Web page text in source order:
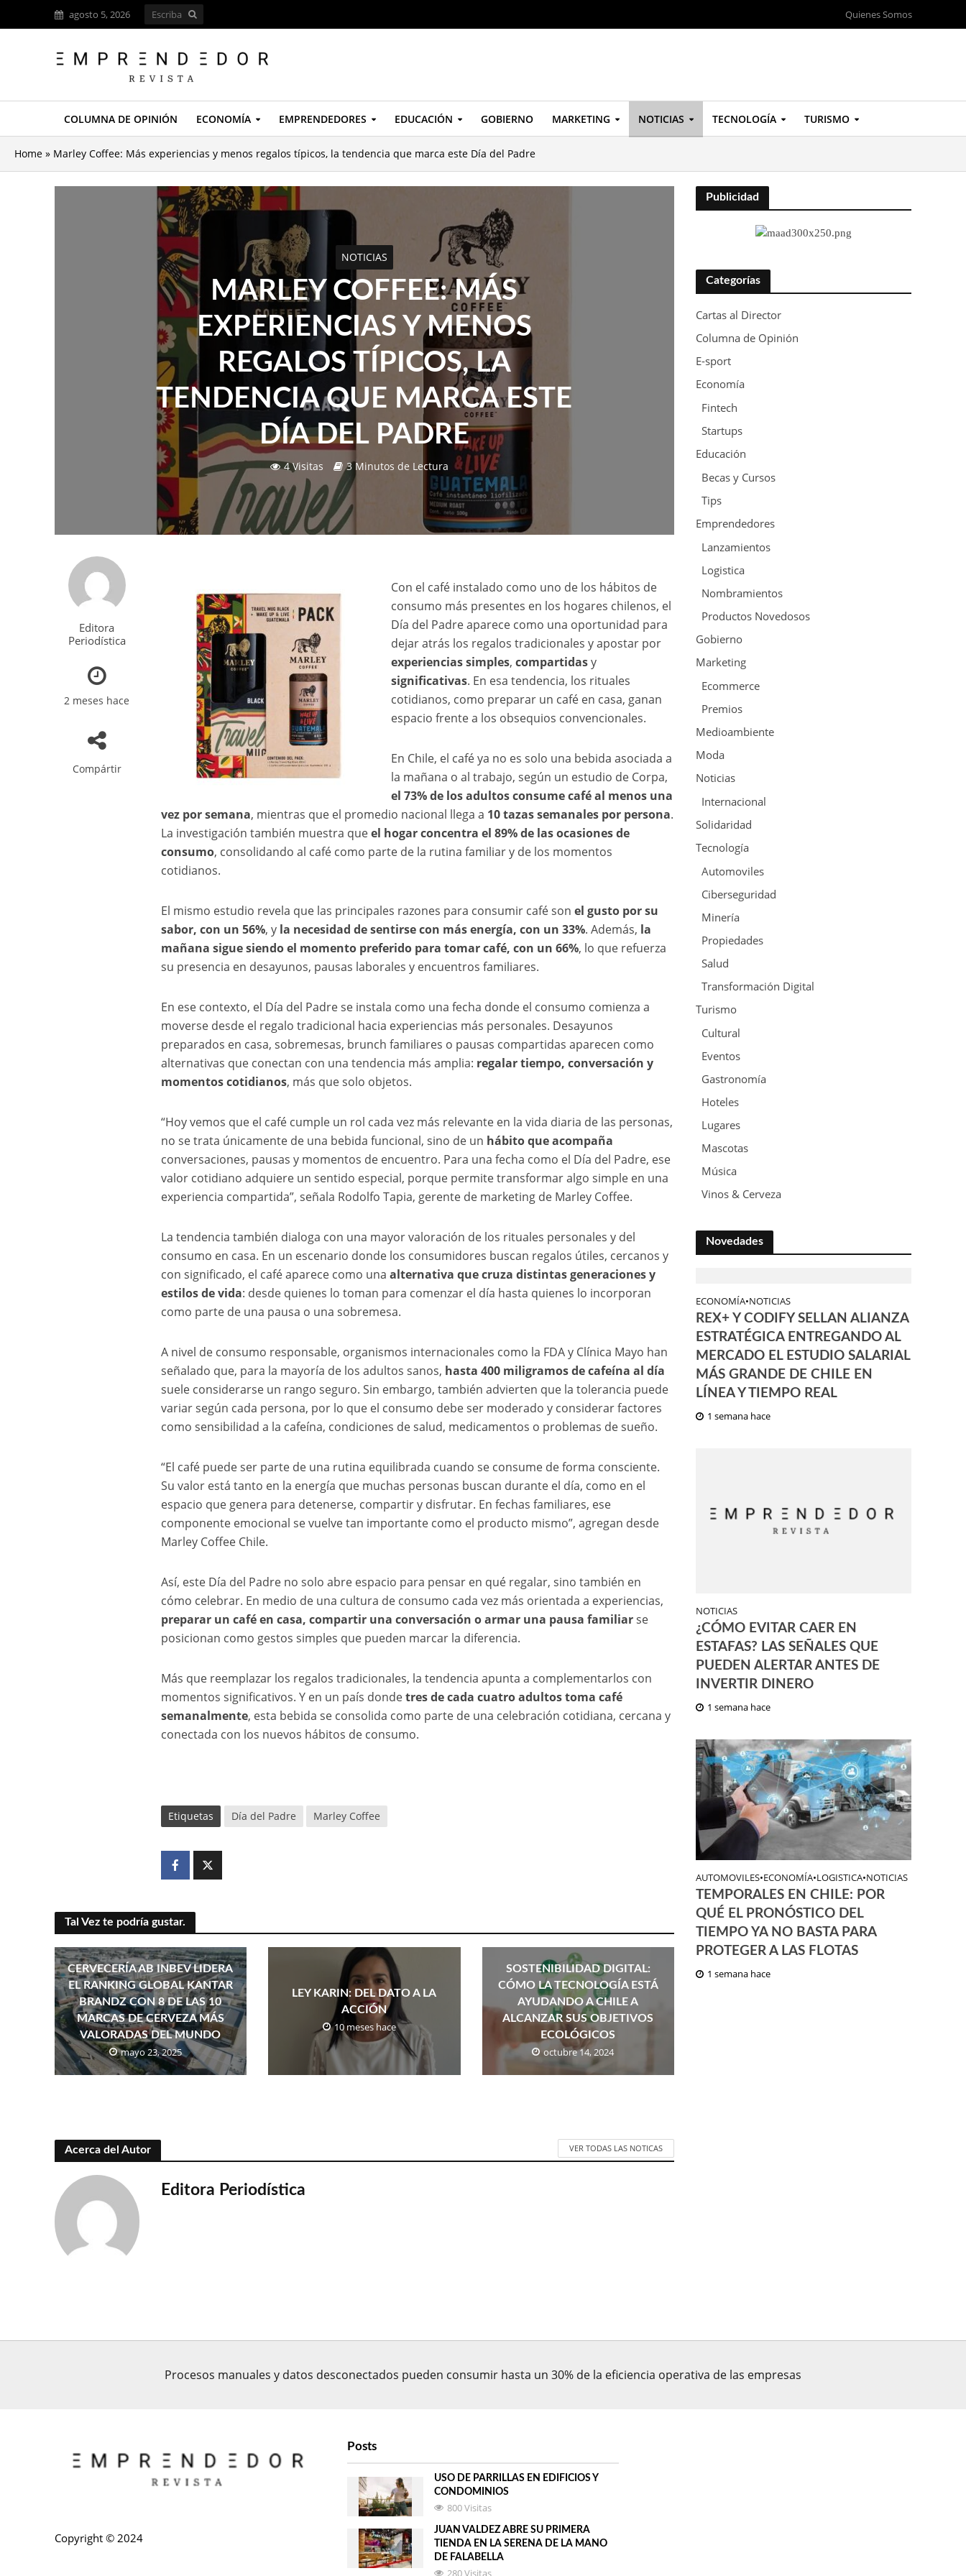
agosto 5, 2026 Quienes Somos
COLUMNA DE OPINIÓN ECONOMÍA EMPRENDEDORES EDUCACIÓN GOBIERNO MARKETING NOTICIAS TECNOLOGÍA TURISMO
Home » Marley Coffee: Más experiencias y menos regalos típicos, la tendencia que marca este Día del Padre
NOTICIAS
MARLEY COFFEE: MÁS
EXPERIENCIAS Y MENOS
REGALOS TÍPICOS, LA
TENDENCIA QUE MARCA ESTE
DÍA DEL PADRE
4 Visitas 3 Minutos de Lectura
Editora
Periodística
2 meses hace
Compártir
Con el café instalado como uno de los hábitos de
consumo más presentes en los hogares chilenos, el
Día del Padre aparece como una oportunidad para
dejar atrás los regalos tradicionales y apostar por
experiencias simples,compartidasy
significativas. En esa tendencia, los rituales
cotidianos, como preparar un café en casa, ganan
espacio frente a los obsequios convencionales.
En Chile, el café ya no es solo una bebida asociada a
la mañana o al trabajo, según un estudio de Corpa,
el 73% de los adultos consume café al menos una
vez por semana, mientras que el promedio nacional llega a 10 tazas semanales por persona.
La investigación también muestra queel hogar concentra el 89% de las ocasiones de
consumo, consolidando al café como parte de la rutina familiar y de los momentos
cotidianos.
El mismo estudio revela que las principales razones para consumir café sonel gusto por su
sabor, con un 56%, y la necesidad de sentirse con más energía, con un 33%. Además, la
mañana sigue siendo el momento preferido para tomar café, con un 66%, lo que refuerza
su presencia en desayunos, pausas laborales y encuentros familiares.
En ese contexto, el Día del Padre se instala como una fecha donde el consumo comienza a
moverse desde el regalo tradicional hacia experiencias más personales. Desayunos
preparados en casa, sobremesas, brunch familiares o pausas compartidas aparecen como
alternativas que conectan con una tendencia más amplia: regalar tiempo, conversación y
momentos cotidianos, más que solo objetos.
“Hoy vemos que el café cumple un rol cada vez más relevante en la vida diaria de las personas,
no se trata únicamente de una bebida funcional, sino de un hábito que acompaña
conversaciones, pausas y momentos de encuentro. Para una fecha como el Día del Padre, ese
valor cotidiano adquiere un sentido especial, porque permite transformar algo simple en una
experiencia compartida”, señala Rodolfo Tapia, gerente de marketing de Marley Coffee.
La tendencia también dialoga con una mayor valoración de los rituales personales y del
consumo en casa. En un escenario donde los consumidores buscan regalos útiles, cercanos y
con significado, el café aparece como unaalternativa que cruza distintas generaciones y
estilos de vida: desde quienes lo toman para comenzar el día hasta quienes lo incorporan
como parte de una pausa o una sobremesa.
A nivel de consumo responsable, organismos internacionales como la FDA y Clínica Mayo han
señalado que, para la mayoría de los adultos sanos, hasta 400 miligramos de cafeína al día
suele considerarse un rango seguro. Sin embargo, también advierten que la tolerancia puede
variar según cada persona, por lo que el consumo debe ser moderado y considerar factores
como sensibilidad a la cafeína, condiciones de salud, medicamentos o problemas de sueño.
“El café puede ser parte de una rutina equilibrada cuando se consume de forma consciente.
Su valor está tanto en la energía que muchas personas buscan durante el día, como en el
espacio que genera para detenerse, compartir y disfrutar. En fechas familiares, ese
componente emocional se vuelve tan importante como el producto mismo”, agregan desde
Marley Coffee Chile.
Así, este Día del Padre no solo abre espacio para pensar en qué regalar, sino también en
cómo celebrar. En medio de una cultura de consumo cada vez más orientada a experiencias,
preparar un café en casa, compartir una conversación o armar una pausa familiarse
posicionan como gestos simples que pueden marcar la diferencia.
Más que reemplazar los regalos tradicionales, la tendencia apunta a complementarlos con
momentos significativos. Y en un país dondetres de cada cuatro adultos toma café
semanalmente, esta bebida se consolida como parte de una celebración cotidiana, cercana y
conectada con los nuevos hábitos de consumo.
Etiquetas Día del Padre Marley Coffee
Tal Vez te podría gustar.
CERVECERÍA AB INBEV LIDERA
EL RANKING GLOBAL KANTAR
BRANDZ CON 8 DE LAS 10
MARCAS DE CERVEZA MÁS
VALORADAS DEL MUNDO
mayo 23, 2025
LEY KARIN: DEL DATO A LA
ACCIÓN
10 meses hace
SOSTENIBILIDAD DIGITAL:
CÓMO LA TECNOLOGÍA ESTÁ
AYUDANDO A CHILE A
ALCANZAR SUS OBJETIVOS
ECOLÓGICOS
octubre 14, 2024
Acerca del Autor VER TODAS LAS NOTICAS
Editora Periodística
Publicidad
Categorías
Cartas al Director
Columna de Opinión
E-sport
Economía
Fintech
Startups
Educación
Becas y Cursos
Tips
Emprendedores
Lanzamientos
Logistica
Nombramientos
Productos Novedosos
Gobierno
Marketing
Ecommerce
Premios
Medioambiente
Moda
Noticias
Internacional
Solidaridad
Tecnología
Automoviles
Ciberseguridad
Minería
Propiedades
Salud
Transformación Digital
Turismo
Cultural
Eventos
Gastronomía
Hoteles
Lugares
Mascotas
Música
Vinos & Cerveza
Novedades
ECONOMÍA•NOTICIAS
REX+ Y CODIFY SELLAN ALIANZA
ESTRATÉGICA ENTREGANDO AL
MERCADO EL ESTUDIO SALARIAL
MÁS GRANDE DE CHILE EN
LÍNEA Y TIEMPO REAL
1 semana hace
NOTICIAS
¿CÓMO EVITAR CAER EN
ESTAFAS? LAS SEÑALES QUE
PUEDEN ALERTAR ANTES DE
INVERTIR DINERO
1 semana hace
AUTOMOVILES•ECONOMÍA•LOGISTICA•NOTICIAS
TEMPORALES EN CHILE: POR
QUÉ EL PRONÓSTICO DEL
TIEMPO YA NO BASTA PARA
PROTEGER A LAS FLOTAS
1 semana hace
Procesos manuales y datos desconectados pueden consumir hasta un 30% de la eficiencia operativa de las empresas
Copyright © 2024
Posts
USO DE PARRILLAS EN EDIFICIOS Y
CONDOMINIOS
800 Visitas
JUAN VALDEZ ABRE SU PRIMERA
TIENDA EN LA SERENA DE LA MANO
DE FALABELLA
280 Visitas